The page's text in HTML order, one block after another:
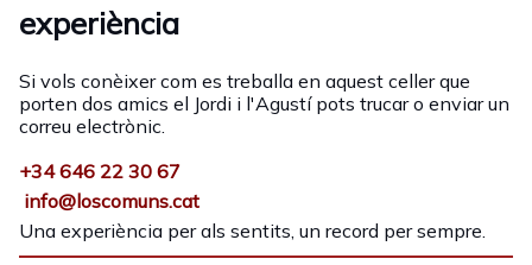
experiència
Si vols conèixer com es treballa en aquest celler que
porten dos amics el Jordi i l'Agustí pots trucar o enviar un
correu electrònic.
+34 646 22 30 67
info@loscomuns.cat
Una experiència per als sentits, un record per sempre.